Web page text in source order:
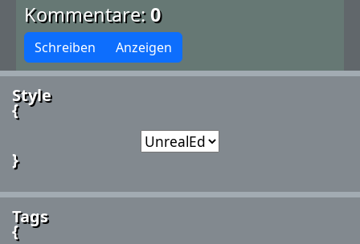
Kommentare:0
Schreiben Anzeigen
Style
{
}
Tags
{